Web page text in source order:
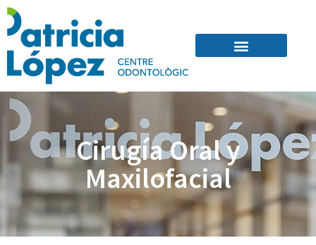
Cirugía Oral y
Maxilofacial